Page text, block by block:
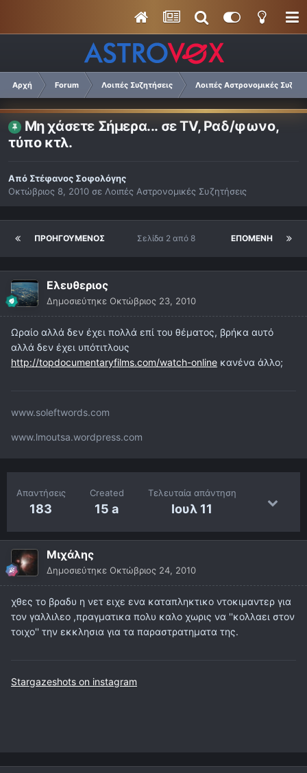
Αρχή Forum Λοιπές Συζητήσεις Λοιπές Αστρονομικές
Μη χάσετε Σήμερα... σε TV, Ραδ/φωνο,
τύπο κτλ.
Από Στέφανος Σοφολόγης
Οκτώβριος 8, 2010 σε Λοιπές Αστρονομικές Συζητήσεις
ΠΡΟΗΓΟΎΜΕΝΟΣ ΕΠΌΜΕΝΗ
Σελίδα 2 από 8
Ελευθεριος
Δημοσιεύτηκε Οκτώβριος 23, 2010
Ωραίο αλλά δεν έχει πολλά επί του θέματος, βρήκα αυτό
αλλά δεν έχει υπότιτλους
http://topdocumentaryfilms.com/watch-online κανένα άλλο;
www.soleftwords.com
www.lmoutsa.wordpress.com
Απαντήσεις
183
Created
15 a
Τελευταία απάντηση
Ιουλ 11
Μιχάλης
Δημοσιεύτηκε Οκτώβριος 24, 2010
χθες το βραδυ η νετ ειχε ενα καταπληκτικο ντοκιμαντερ για
τον γαλλιλεο ,πραγματικα πολυ καλο χωρις να ''κολλαει στον
τοιχο'' την εκκλησια για τα παραστρατηματα της.
Stargazeshots on instagram